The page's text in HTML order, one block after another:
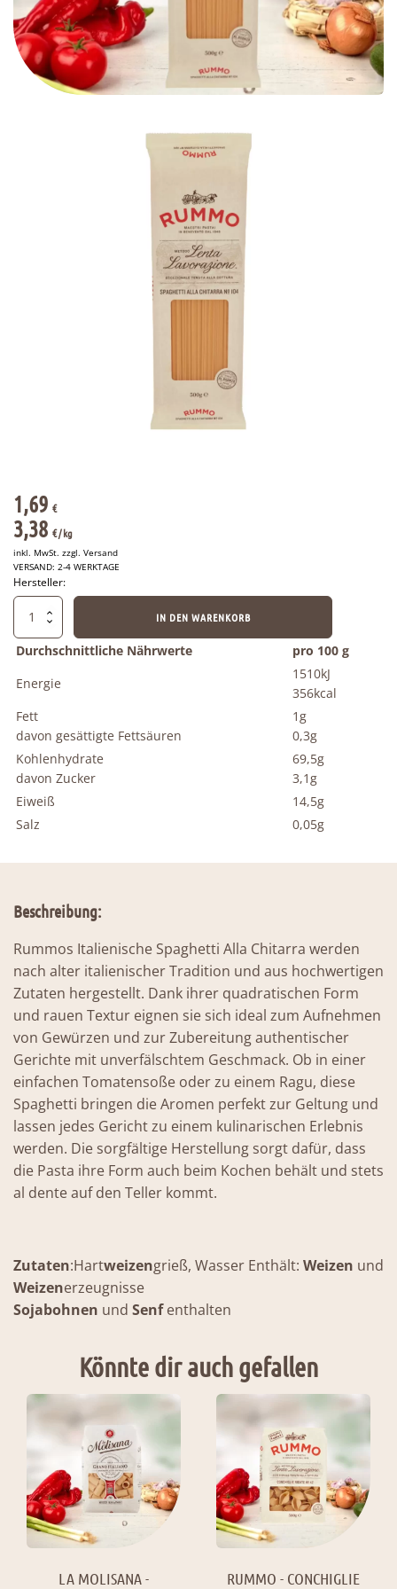
Durchschnittliche Nährwerte
pro 100 g
Energie
1510kJ
356kcal
Fett
davon gesättigte Fettsäuren
1g
0,3g
Kohlenhydrate
davon Zucker
69,5g
3,1g
Eiweiß
14,5g
Salz
0,05g
1,69 €
3,38 €/ kg
inkl. MwSt. zzgl. Versand
VERSAND: 2-4 WERKTAGE
Hersteller:
Rummo
Italienische
Alla
Chitarra
N.104
500g
IN DEN WARENKORB
Beschreibung:
Rummos Italienische Spaghetti Alla Chitarra werden
nach alter italienischer Tradition und aus hochwertigen
Zutaten hergestellt. Dank ihrer quadratischen Form
und rauen Textur eignen sie sich ideal zum Aufnehmen
von Gewürzen und zur Zubereitung authentischer
Gerichte mit unverfälschtem Geschmack. Ob in einer
einfachen Tomatensoße oder zu einem Ragu, diese
Spaghetti bringen die Aromen perfekt zur Geltung und
lassen jedes Gericht zu einem kulinarischen Erlebnis
werden. Die sorgfältige Herstellung sorgt dafür, dass
die Pasta ihre Form auch beim Kochen behält und stets
al dente auf den Teller kommt.
Zutaten:Hartweizengrieß, Wasser Enthält: Weizen und
Weizenerzeugnisse
Sojabohnen und Senfenthalten
Könnte dir auch gefallen
LA MOLISANA -
RUMMO - CONCHIGLIE